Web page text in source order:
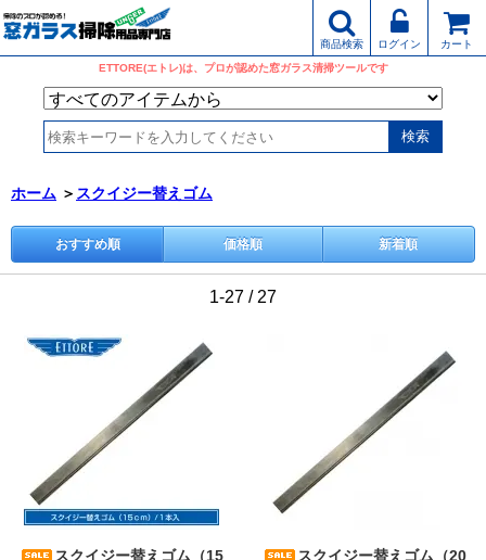
商品検索 ログイン
カート
ETTORE(エトレ)は、プロが認めた窓ガラス清掃ツールです
ホーム ＞ スクイジー替えゴム
おすすめ順 価格順 新着順
1-27 / 27
スクイジー替えゴム（15
スクイジー替えゴム（20